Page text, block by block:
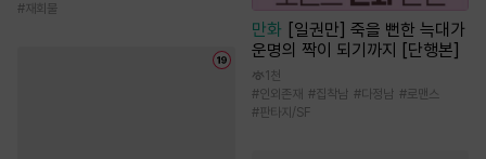
# 재회물
만화 [일권만] 죽을 뻔한 늑대가
운명의 짝이 되기까지 [단행본]
1천
#인외존재 #집착남 #다정남 #로맨스
#판타지/SF